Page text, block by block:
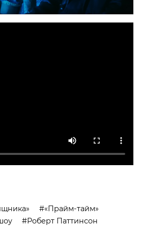
«Прайм-тайм»
Роберт Паттинсон